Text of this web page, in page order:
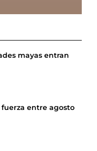
mayas entran
entre agosto